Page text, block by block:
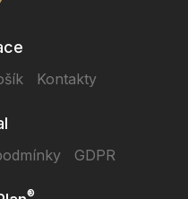
Kontakty
GDPR
®